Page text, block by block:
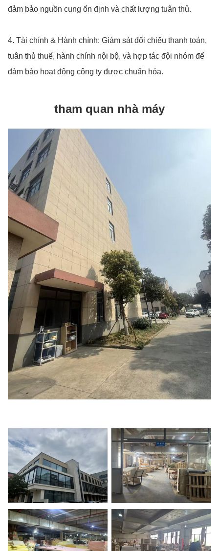
đảm bảo nguồn cung ổn định và chất lượng tuân thủ.
4. Tài chính & Hành chính: Giám sát đối chiếu thanh toán,
tuân thủ thuế, hành chính nội bộ, và hợp tác đội nhóm để
đảm bảo hoạt động công ty được chuẩn hóa.
tham quan nhà máy